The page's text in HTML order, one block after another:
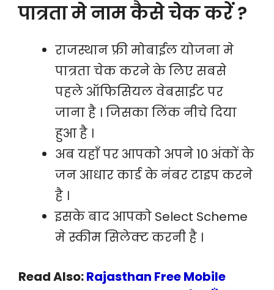
पात्रता मे नाम कैसे चेक करें ?
राजस्थान फ्री मोबाईल योजना मे
पात्रता चेक करने के लिए सबसे
पहले ऑफिसियल वेबसाईट पर
जाना है । जिसका लिंक नीचे दिया
हुआ है ।
अब यहाँ पर आपको अपने 10 अंकों के
जन आधार कार्ड के नंबर टाइप करने
है ।
इसके बाद आपको Select Scheme
मे स्कीम सिलेक्ट करनी है ।
Read Also:Rajasthan Free Mobile